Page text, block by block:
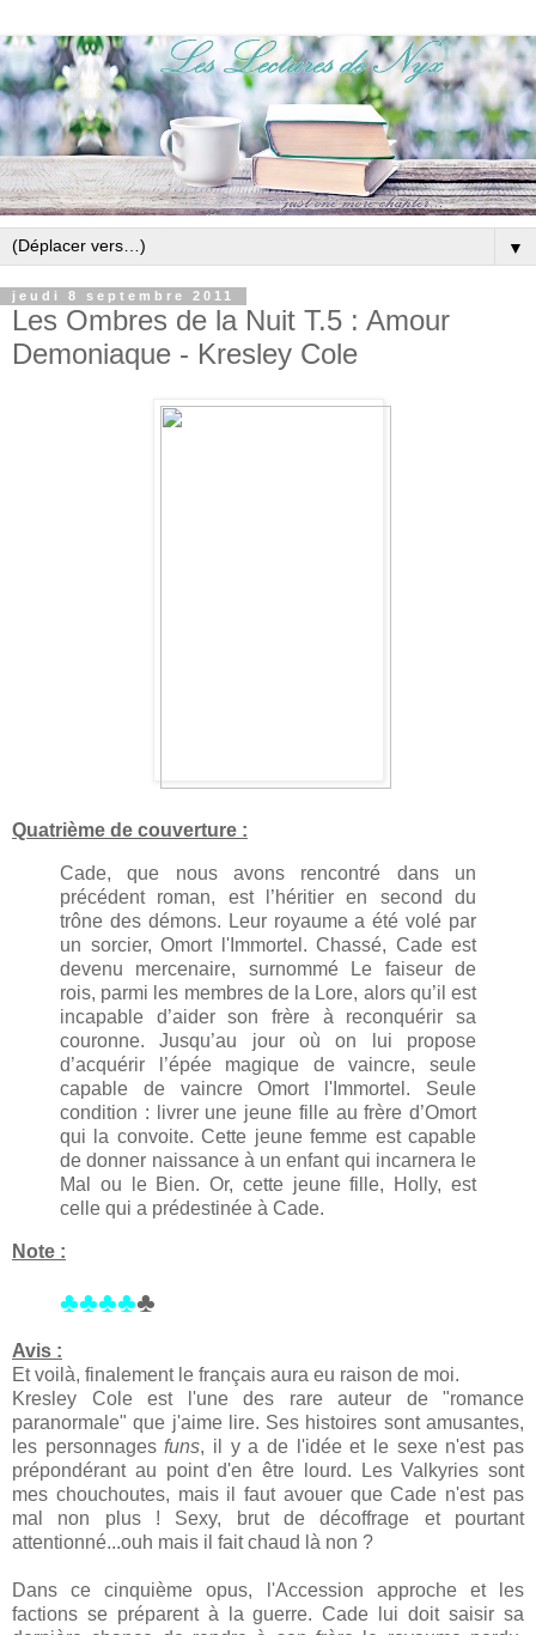
▼
jeudi 8 septembre 2011
Les Ombres de la Nuit T.5 : Amour
Demoniaque - Kresley Cole
Quatrième de couverture :
Cade, que nous avons rencontré dans un
précédent roman, est l’héritier en second du
trône des démons. Leur royaume a été volé par
un sorcier, Omort l'Immortel. Chassé, Cade est
devenu mercenaire, surnommé Le faiseur de
rois, parmi les membres de la Lore, alors qu’il est
incapable d’aider son frère à reconquérir sa
couronne. Jusqu’au jour où on lui propose
d’acquérir l’épée magique de vaincre, seule
capable de vaincre Omort l'Immortel. Seule
condition : livrer une jeune fille au frère d’Omort
qui la convoite. Cette jeune femme est capable
de donner naissance à un enfant qui incarnera le
Mal ou le Bien. Or, cette jeune fille, Holly, est
celle qui a prédestinée à Cade.
Note :
♣♣♣♣♣
Avis :
Et voilà, finalement le français aura eu raison de moi.
Kresley Cole est l'une des rare auteur de "romance
paranormale" que j'aime lire. Ses histoires sont amusantes,
les personnagesfuns, il y a de l'idée et le sexe n'est pas
prépondérant au point d'en être lourd. Les Valkyries sont
mes chouchoutes, mais il faut avouer que Cade n'est pas
mal non plus ! Sexy, brut de décoffrage et pourtant
attentionné...ouh mais il fait chaud là non ?
Dans ce cinquième opus, l'Accession approche et les
factions se préparent à la guerre. Cade lui doit saisir sa